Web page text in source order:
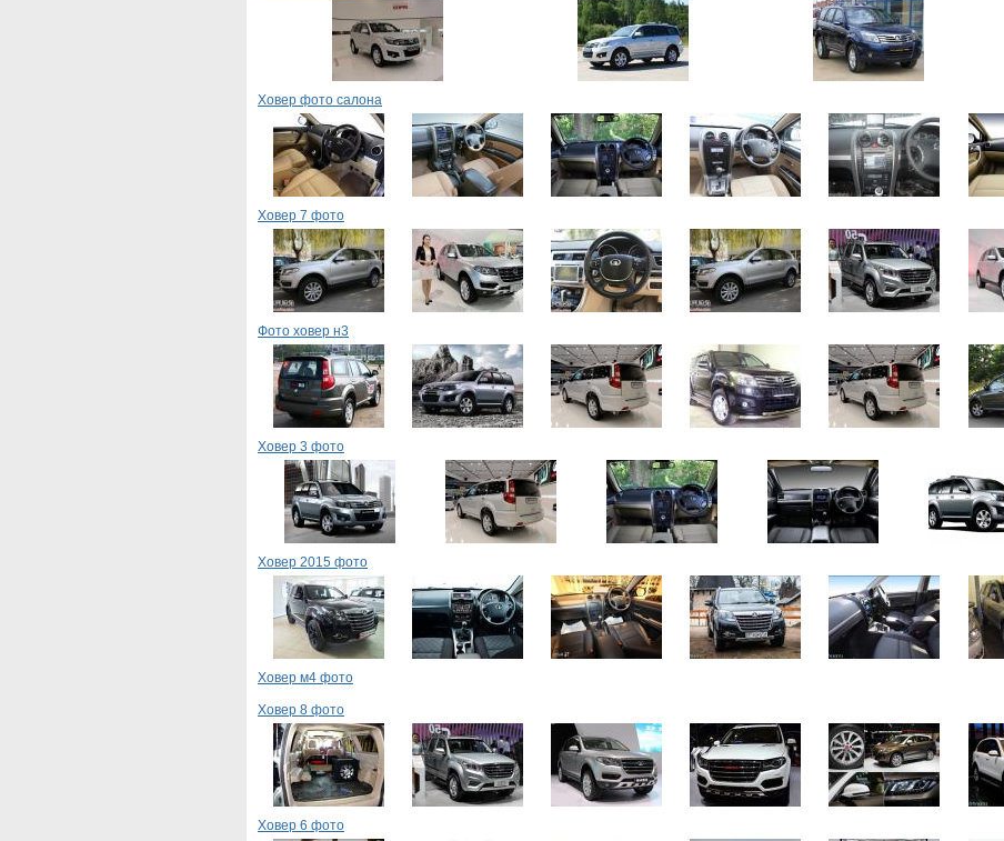
Ховер фото салона
Ховер 7 фото
Фото ховер н3
Ховер 3 фото
Ховер 2015 фото
Ховер м4 фото
Ховер 8 фото
Ховер 6 фото